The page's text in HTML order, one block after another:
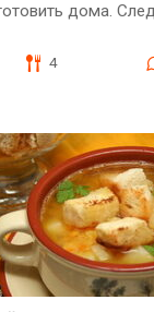
дома.
4